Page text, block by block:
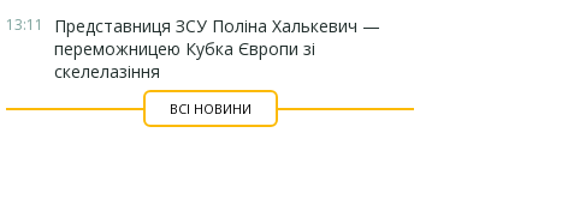
13:11
Представниця ЗСУ Поліна Халькевич —
переможницею Кубка Європи зі
скелелазіння
ВСІ НОВИНИ